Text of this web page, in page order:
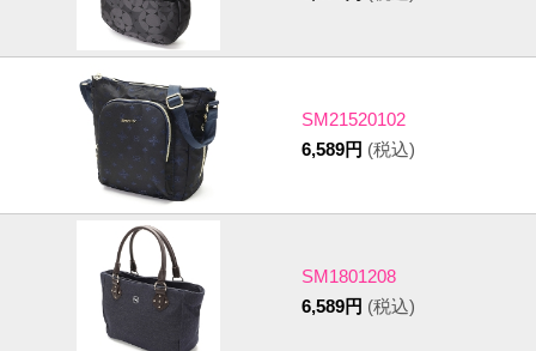
SM21520102
6,589円 (税込)
SM1801208
6,589円 (税込)